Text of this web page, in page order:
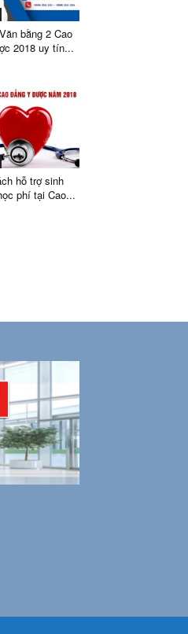
bằng 2 Cao
2018 uy tín...
hỗ trợ sinh
phí tại Cao...